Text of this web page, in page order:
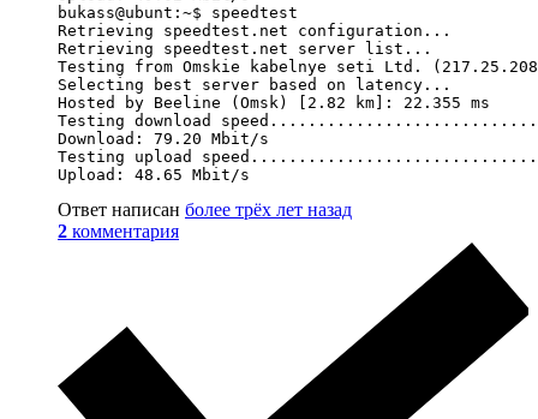
bukass@ubunt:~$ speedtest
Retrieving speedtest.net configuration...
Retrieving speedtest.net server list...
Testing from Omskie kabelnye seti Ltd.
Selecting best server based on latency...
Hosted by Beeline (Omsk) [2.82 km]: 22.355 ms
Testing download
Download: 79.20 Mbit/s
Testing upload
Upload: 48.65 Mbit/s
Ответ написан более трёх лет назад
2 комментария